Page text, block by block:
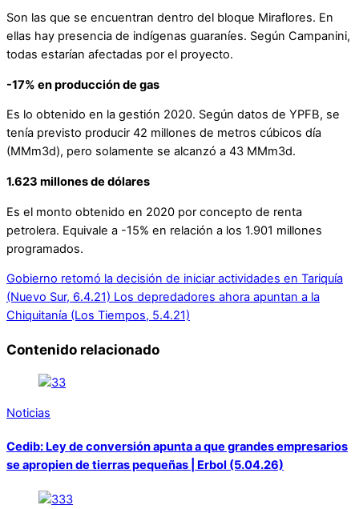
Son las que se encuentran dentro del bloque Miraflores. En
ellas hay presencia de indígenas guaraníes. Según Campanini,
todas estarían afectadas por el proyecto.
-17% en producción de gas
Es lo obtenido en la gestión 2020. Según datos de YPFB, se
tenía previsto producir 42 millones de metros cúbicos día
(MMm3d), pero solamente se alcanzó a 43 MMm3d.
1.623 millones de dólares
Es el monto obtenido en 2020 por concepto de renta
petrolera. Equivale a -15% en relación a los 1.901 millones
programados.
Gobierno retomó la decisión de iniciar actividades en Tariquía
(Nuevo Sur, 6.4.21) Los depredadores ahora apuntan a la
Chiquitanía (Los Tiempos, 5.4.21)
Contenido relacionado
Noticias
Cedib: Ley de conversión apunta a que grandes empresarios
se apropien de tierras pequeñas | Erbol (5.04.26)